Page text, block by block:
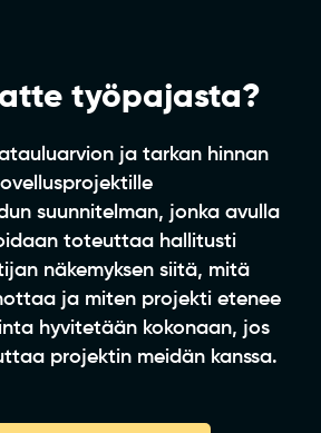
työpajasta?
ja tarkan hinnan
suunnitelman, jonka avulla
toteuttaa hallitusti
näkemyksen siitä, mitä
ja miten projekti etenee
hyvitetään kokonaan, jos
projektin meidän kanssa.